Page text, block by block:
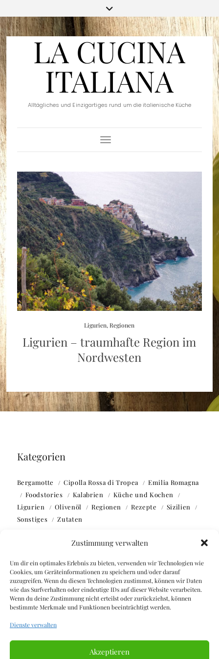
Zustimmung verwalten
Um dir ein optimales Erlebnis zu bieten, verwenden wir Technologien wie
Cookies, um Geräteinformationen zu speichern und/oder darauf
zuzugreifen. Wenn du diesen Technologien zustimmst, können wir Daten
wie das Surfverhalten oder eindeutige IDs auf dieser Website verarbeiten.
Wenn du deine Zustimmung nicht erteilst oder zurückziehst, können
bestimmte Merkmale und Funktionen beeinträchtigt werden.
Dienste verwalten
Akzeptieren
LA CUCINA
ITALIANA
Alltägliches und Einzigartiges rund um die italienische Küche
Toggle Navigation
Ligurien,Regionen
Ligurien – traumhafte Region im
Nordwesten
Kategorien
Bergamotte Cipolla Rossa di Tropea
Emilia Romagna
Foodstories
Kalabrien
Küche und Kochen
Ligurien
Olivenöl Regionen Rezepte
Sizilien
Sonstiges
Zutaten
Webseite durchsuchen
SUCHEN